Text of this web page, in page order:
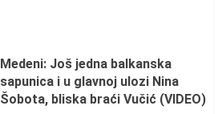
Medeni: Još jedna balkanska
sapunica i u glavnoj ulozi Nina
Šobota, bliska braći Vučić (VIDEO)